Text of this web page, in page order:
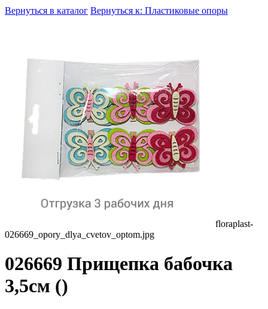
Вернуться в каталог Вернуться к: Пластиковые опоры
floraplast-
026669_opory_dlya_cvetov_optom.jpg
026669 Прищепка бабочка
3,5см ()